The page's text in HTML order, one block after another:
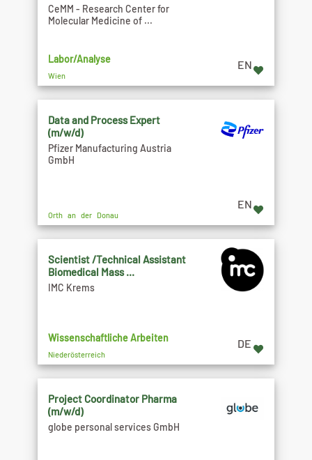
CeMM - Research Center for
Molecular Medicine of ...
Labor/Analyse
Wien
EN
Data and Process Expert
(m/w/d)
Pfizer Manufacturing Austria
GmbH
Orth an der Donau
EN
Scientist /Technical Assistant
Biomedical Mass ...
IMC Krems
Wissenschaftliche Arbeiten
Niederösterreich
DE
Project Coordinator Pharma
(m/w/d)
globe personal services GmbH